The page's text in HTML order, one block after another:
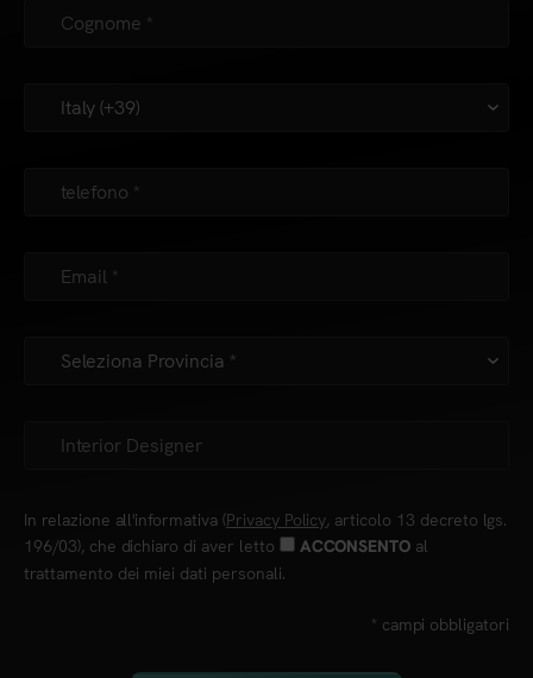
In relazione all'informativa (Privacy Policy, articolo 13 decreto lgs.
196/03), che dichiaro di aver letto
ACCONSENTO al
trattamento dei miei dati personali.
* campi obbligatori